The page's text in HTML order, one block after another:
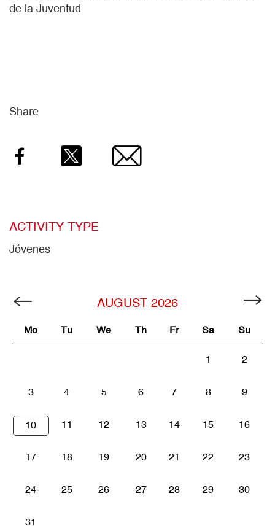
de la Juventud
Share
Facebook Email
ACTIVITY TYPE
Jóvenes
AUGUST 2026
Mo Tu We Th Fr Sa Su
1 2
3 4 5 6 7 8 9
10 11 12 13 14 15 16
17 18 19 20 21 22 23
24 25 26 27 28 29 30
31